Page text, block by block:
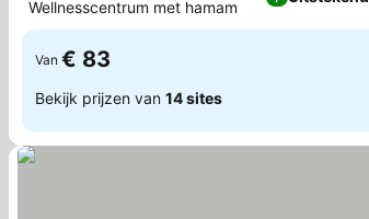
Wellnesscentrum met hamam
Van € 83
Bekijk prijzen van 14 sites